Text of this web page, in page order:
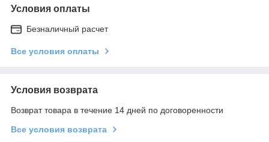
Условия оплаты
Безналичный расчет
Все условия оплаты
Условия возврата
Возврат товара в течение 14 дней по договоренности
Все условия возврата